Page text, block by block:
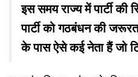
इस समय राज्य में पार्टी
पार्टी को गठबंधन की
के पास ऐसे कई नेता हैं जो